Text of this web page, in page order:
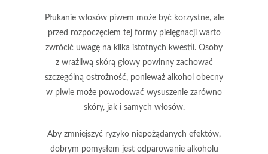
Płukanie włosów piwem może być korzystne, ale
przed rozpoczęciem tej formy pielęgnacji warto
zwrócić uwagę na kilka istotnych kwestii. Osoby
z wrażliwą skórą głowy powinny zachować
szczególną ostrożność, ponieważ alkohol obecny
w piwie może powodować wysuszenie zarówno
skóry, jak i samych włosów.
Aby zmniejszyć ryzyko niepożądanych efektów,
dobrym pomysłem jest odparowanie alkoholu